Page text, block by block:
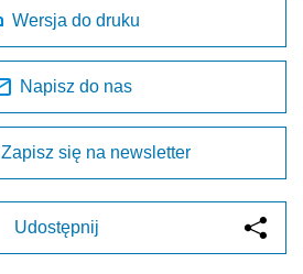
Wersja do druku
Napisz do nas
Zapisz się na newsletter
Udostępnij